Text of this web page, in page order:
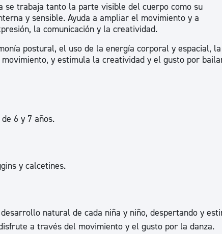
Actualidad
se trabaja tanto la parte visible del cuerpo como su
y sensible. Ayuda a ampliar el movimiento y a
la comunicación y la creatividad.
postural, el uso de la energía corporal y espacial, la
y estimula la creatividad y el gusto por
6 y 7 años.
y calcetines.
natural de cada niña y niño, despertando y
a través del movimiento y el gusto por la danza.